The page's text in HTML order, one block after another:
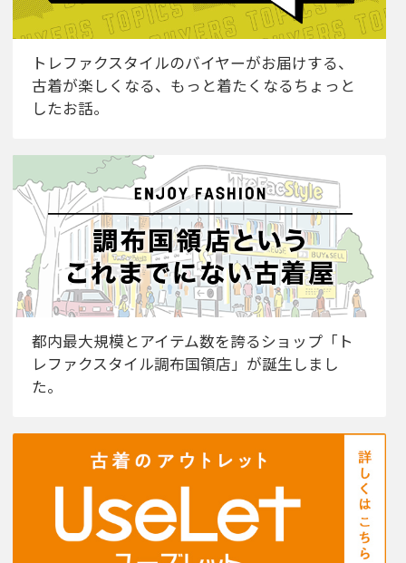
トレファクスタイルのバイヤーがお届けする、
古着が楽しくなる、もっと着たくなるちょっと
したお話。
都内最大規模とアイテム数を誇るショップ「ト
レファクスタイル調布国領店」が誕生しまし
た。